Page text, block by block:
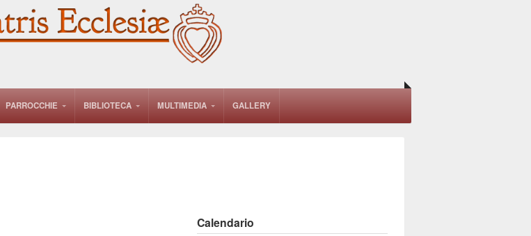
PARROCCHIE BIBLIOTECA MULTIMEDIA GALLERY
Calendario